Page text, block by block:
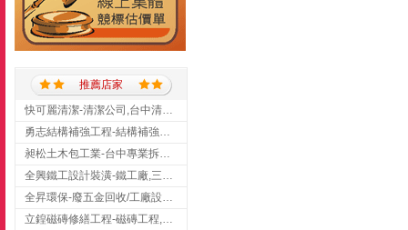
推薦店家
快可麗清潔-清潔公司,台中清潔公司,台中居家清潔
勇志結構補強工程-結構補強工程 ,桃園結構補強工程,龍潭結構補強工程
昶松土木包工業-台中專業拆除工程/挖土機出租
全興鐵工設計裝潢-鐵工廠,三峽鐵工廠,台北鐵工廠
全昇環保-廢五金回收/工廠設備收購/機械設備回收/高價收購廠房設備
立鍠磁磚修繕工程-磁磚工程,磁磚修補,新竹磁磚工程